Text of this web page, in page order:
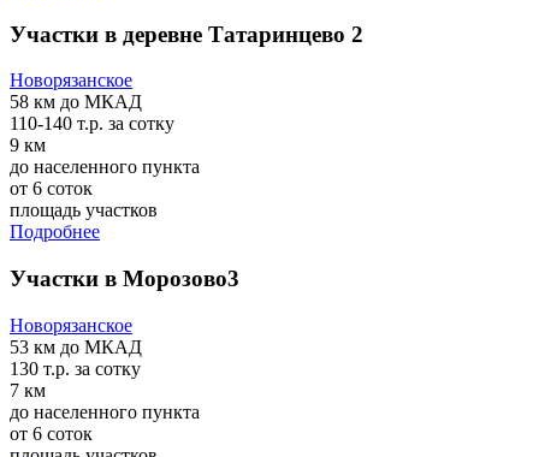
Участки в деревне Татаринцево 2
Новорязанское
58 км до МКАД
110-140 т.р. за сотку
9 км
до населенного пункта
от 6 соток
площадь участков
Подробнее
Участки в Морозово3
Новорязанское
53 км до МКАД
130 т.р. за сотку
7 км
до населенного пункта
от 6 соток